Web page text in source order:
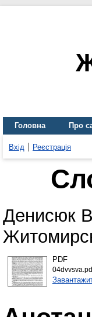
Головна Про
Вхід Реєстрація
Денисюк
PDF